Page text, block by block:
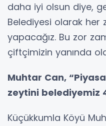
daha iyi olsun diye,
Belediyesi olarak her
yapacağız. Bu zor
çiftçimizin yanında
Muhtar Can,
zeytini belediyemiz
Küçükkumla Köyü